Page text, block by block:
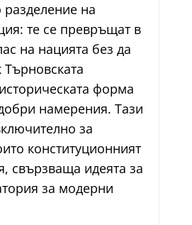
на
те се превръщат в
на нацията без да
форма
намерения. Тази
за
конституционният
свързваща идеята за
за модерни